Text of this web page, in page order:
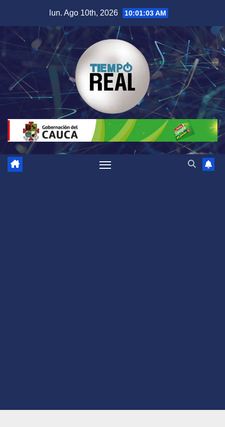
contenido
lun. Ago 10th, 2026 10:01:04 AM